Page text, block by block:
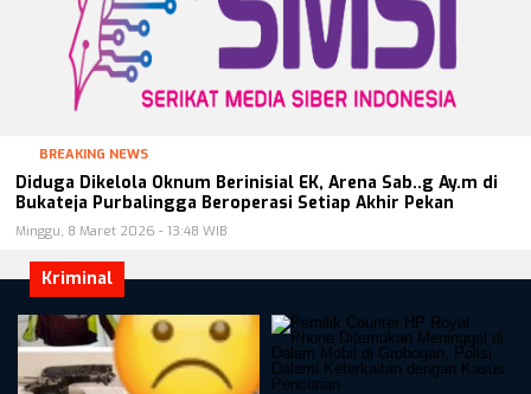
BREAKING NEWS
Diduga Dikelola Oknum Berinisial EK, Arena Sab..g Ay.m di
Bukateja Purbalingga Beroperasi Setiap Akhir Pekan
Minggu, 8 Maret 2026 - 13:48 WIB
Kriminal